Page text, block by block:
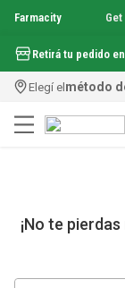
Farmacity
Retirá tu pedido
Elegí elmétodo
¡No te
garnier toque
. mineral 89
6